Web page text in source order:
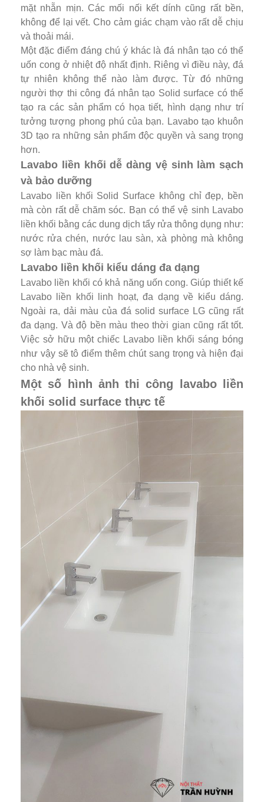
mặt nhẵn mịn. Các mối nối kết dính cũng rất bền,
không để lại vết. Cho cảm giác chạm vào rất dễ chịu
và thoải mái.
Một đặc điểm đáng chú ý khác là đá nhân tạo có thể
uốn cong ở nhiệt độ nhất định. Riêng vì điều này, đá
tự nhiên không thể nào làm được. Từ đó những
người thợ thi công đá nhân tạo Solid surface có thể
tạo ra các sản phẩm có họa tiết, hình dạng như trí
tưởng tượng phong phú của bạn. Lavabo tạo khuôn
3D tạo ra những sản phẩm độc quyền và sang trọng
hơn.
Lavabo liền khối dễ dàng vệ sinh làm sạch
và bảo dưỡng
Lavabo liền khối Solid Surface không chỉ đẹp, bền
mà còn rất dễ chăm sóc. Bạn có thể vệ sinh Lavabo
liền khối bằng các dung dịch tẩy rửa thông dụng như:
nước rửa chén, nước lau sàn, xà phòng mà không
sợ làm bạc màu đá.
Lavabo liền khối kiểu dáng đa dạng
Lavabo liền khối có khả năng uốn cong. Giúp thiết kế
Lavabo liền khối linh hoạt, đa dạng về kiểu dáng.
Ngoài ra, dải màu của đá solid surface LG cũng rất
đa dạng. Và độ bền màu theo thời gian cũng rất tốt.
Việc sở hữu một chiếc Lavabo liền khối sáng bóng
như vậy sẽ tô điểm thêm chút sang trọng và hiện đại
cho nhà vệ sinh.
Một số hình ảnh thi công lavabo liền
khối solid surface thực tế